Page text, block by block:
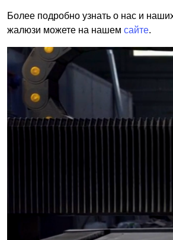
Более подробно узнать о нас и
жалюзи можете на нашем сайте.